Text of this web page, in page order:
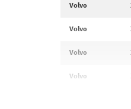
Volvo
Volvo
Volvo
Volvo